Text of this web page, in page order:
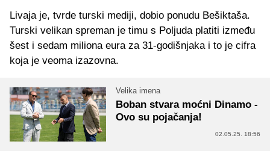
Livaja je, tvrde turski mediji, dobio ponudu Bešiktaša.
Turski velikan spreman je timu s Poljuda platiti između
šest i sedam miliona eura za 31-godišnjaka i to je cifra
koja je veoma izazovna.
Velika imena
Boban stvara moćni Dinamo -
Ovo su pojačanja!
02.05.25. 18:56